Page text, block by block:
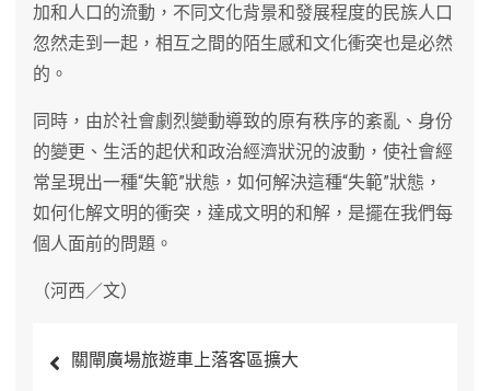
加和人口的流動，不同文化背景和發展程度的民族人口
忽然走到一起，相互之間的陌生感和文化衝突也是必然
的。
同時，由於社會劇烈變動導致的原有秩序的紊亂、身份
的變更、生活的起伏和政治經濟狀況的波動，使社會經
常呈現出一種“失範”狀態，如何解決這種“失範”狀態，
如何化解文明的衝突，達成文明的和解，是擺在我們每
個人面前的問題。
（河西／文）
章
關閘廣場旅遊車上落客區擴大